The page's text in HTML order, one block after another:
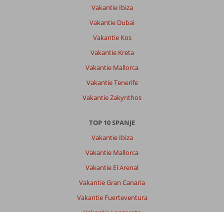
Vakantie Ibiza
Vakantie Dubai
Vakantie Kos
Vakantie Kreta
Vakantie Mallorca
Vakantie Tenerife
Vakantie Zakynthos
TOP 10 SPANJE
Vakantie Ibiza
Vakantie Mallorca
Vakantie El Arenal
Vakantie Gran Canaria
Vakantie Fuerteventura